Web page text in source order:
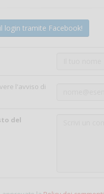
login tramite Facebook!
l'avviso di
del